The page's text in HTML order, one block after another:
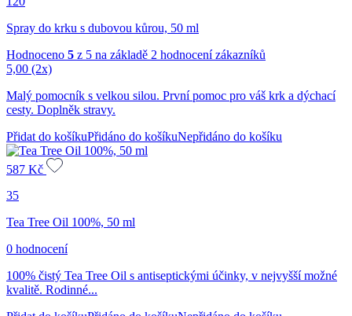
Spray do krku s dubovou kůrou, 50 ml
Hodnoceno 5 z 5 na základě 2 hodnocení zákazníků
5,00 (2x)
Malý pomocník s velkou silou. První pomoc pro váš krk a dýchací
cesty. Doplněk stravy.
Přidat do košíkuPřidáno do košíkuNepřidáno do košíku
587 Kč
35
Tea Tree Oil 100%, 50 ml
0 hodnocení
100% čistý Tea Tree Oil s antiseptickými účinky, v nejvyšší možné
kvalitě. Rodinné...